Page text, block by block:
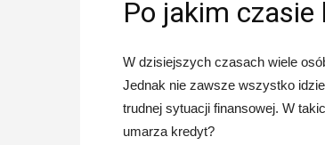
Po jakim
W dzisiejszych czasach wiele
Jednak nie zawsze wszystko
trudnej sytuacji finansowej. W
umarza kredyt?